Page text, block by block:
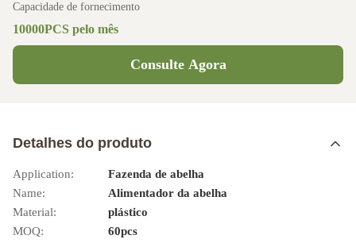
Capacidade de fornecimento
10000PCS pelo mês
Consulte Agora
Detalhes do produto
Application:
Fazenda de abelha
Name:
Alimentador da abelha
Material:
plástico
MOQ:
60pcs